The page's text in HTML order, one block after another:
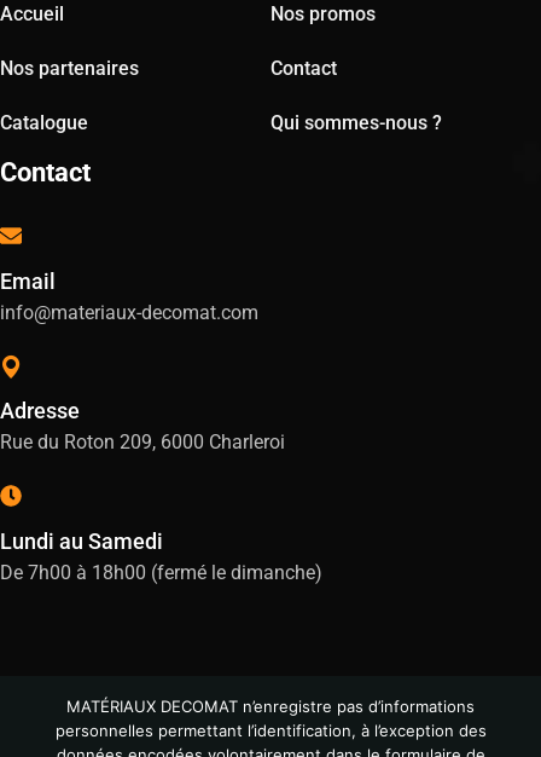
Accueil Nos promos
Nos partenaires Contact
Catalogue Qui sommes-nous ?
Contact
Email
info@materiaux-decomat.com
Adresse
Rue du Roton 209, 6000 Charleroi
Lundi au Samedi
De 7h00 à 18h00 (fermé le dimanche)
MATÉRIAUX DECOMAT n’enregistre pas d’informations
personnelles permettant l’identification, à l’exception des